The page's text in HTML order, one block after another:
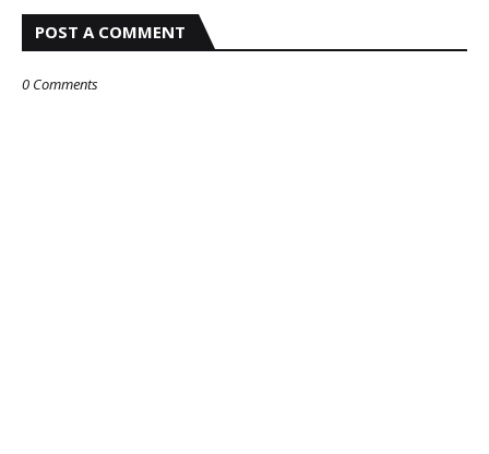
POST A COMMENT
0 Comments